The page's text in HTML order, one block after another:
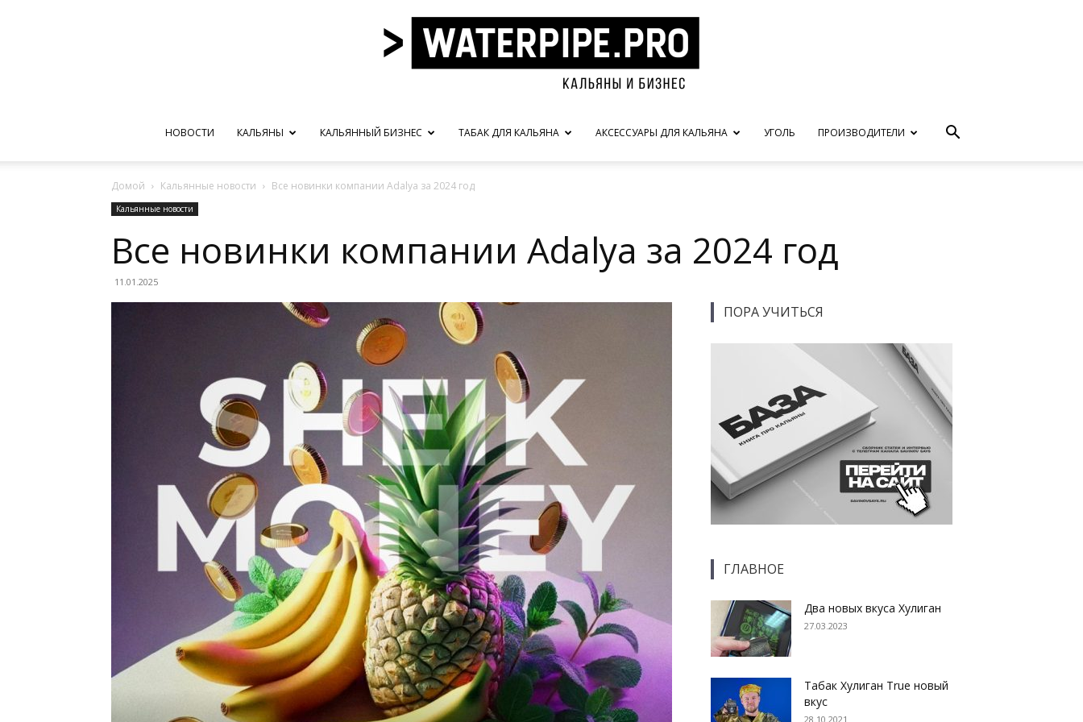
НОВОСТИ КАЛЬЯНЫ КАЛЬЯННЫЙ БИЗНЕС ТАБАК ДЛЯ КАЛЬЯНА АКСЕССУАРЫ ДЛЯ КАЛЬЯНА УГОЛЬ ПРОИЗВОДИТЕЛИ
Домой Кальянные новости Все новинки компании Adalya за 2024 год
Кальянные новости
Все новинки компании Adalya за 2024 год
11.01.2025
ПОРА УЧИТЬСЯ
ГЛАВНОЕ
Два новых вкуса Хулиган
27.03.2023
Табак Хулиган True новый
вкус
28.10.2021